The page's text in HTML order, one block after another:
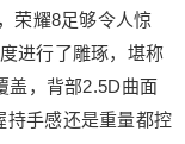
耀8足够令人惊
进行了雕琢，堪称
盖，背部2.5D曲面
持手感还是重量都控